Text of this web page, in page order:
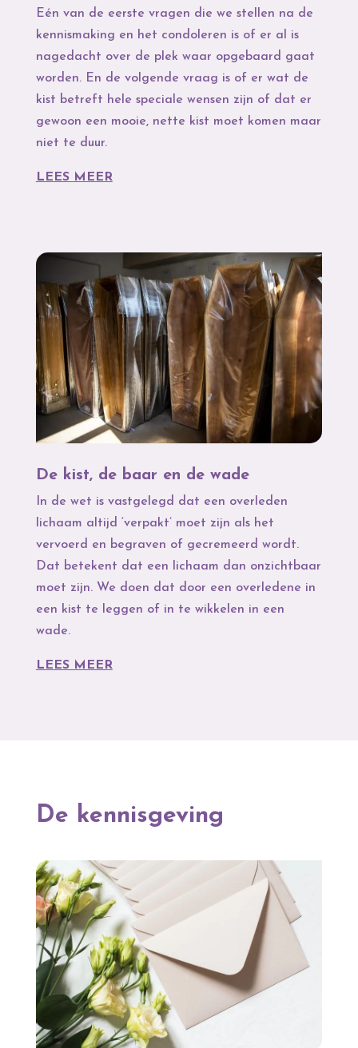
Eén van de eerste vragen die we stellen na de
kennismaking en het condoleren is of er al is
nagedacht over de plek waar opgebaard gaat
worden. En de volgende vraag is of er wat de
kist betreft hele speciale wensen zijn of dat er
gewoon een mooie, nette kist moet komen maar
niet te duur.
LEES MEER
De kist, de baar en de wade
In de wet is vastgelegd dat een overleden
lichaam altijd ‘verpakt’ moet zijn als het
vervoerd en begraven of gecremeerd wordt.
Dat betekent dat een lichaam dan onzichtbaar
moet zijn. We doen dat door een overledene in
een kist te leggen of in te wikkelen in een
wade.
LEES MEER
De kennisgeving